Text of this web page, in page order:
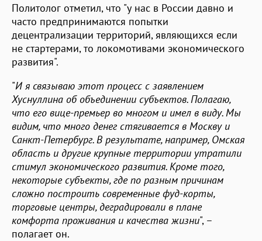
Политолог отметил, что "у нас в России давно и
часто предпринимаются попытки
децентрализации территорий, являющихся если
не стартерами, то локомотивами экономического
развития".
"И я связываю этот процесс с заявлением
Хуснуллина об объединении субъектов. Полагаю,
что его вице-премьер во многом и имел в виду. Мы
видим, что много денег стягивается в Москву и
Санкт-Петербург. В результате, например, Омская
область и другие крупные территории утратили
стимул экономического развития. Кроме того,
некоторые субъекты, где по разным причинам
сложно построить современные фуд-корты,
торговые центры, деградировали в плане
комфорта проживания и качества жизни", –
полагает он.